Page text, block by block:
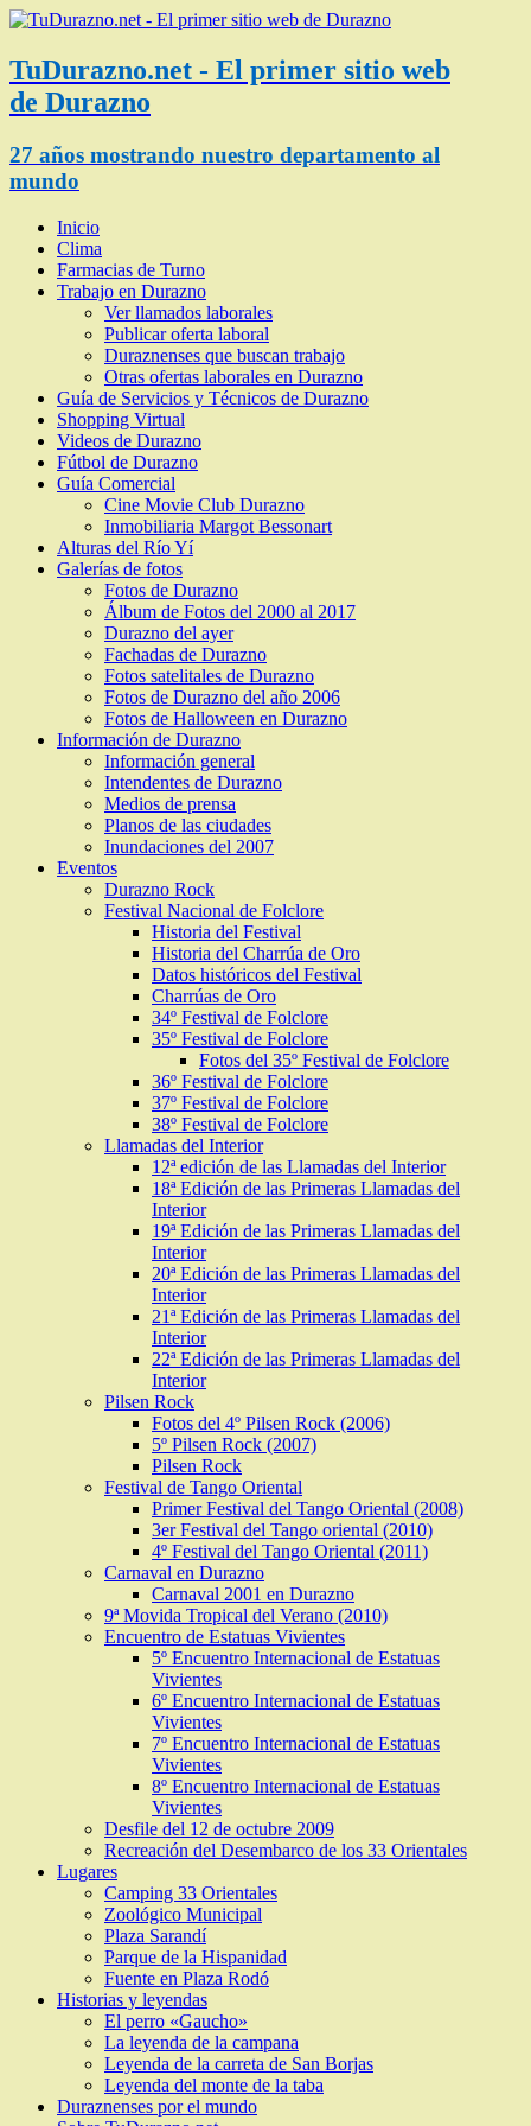
TuDurazno.net - El primer sitio web
de Durazno
27 años mostrando nuestro departamento al
mundo
Inicio
Clima
Farmacias de Turno
Trabajo en Durazno
Ver llamados laborales
Publicar oferta laboral
Duraznenses que buscan trabajo
Otras ofertas laborales en Durazno
Guía de Servicios y Técnicos de Durazno
Shopping Virtual
Videos de Durazno
Fútbol de Durazno
Guía Comercial
Cine Movie Club Durazno
Inmobiliaria Margot Bessonart
Alturas del Río Yí
Galerías de fotos
Fotos de Durazno
Álbum de Fotos del 2000 al 2017
Durazno del ayer
Fachadas de Durazno
Fotos satelitales de Durazno
Fotos de Durazno del año 2006
Fotos de Halloween en Durazno
Información de Durazno
Información general
Intendentes de Durazno
Medios de prensa
Planos de las ciudades
Inundaciones del 2007
Eventos
Durazno Rock
Festival Nacional de Folclore
Historia del Festival
Historia del Charrúa de Oro
Datos históricos del Festival
Charrúas de Oro
34º Festival de Folclore
35º Festival de Folclore
Fotos del 35º Festival de Folclore
36º Festival de Folclore
37º Festival de Folclore
38º Festival de Folclore
Llamadas del Interior
12ª edición de las Llamadas del Interior
18ª Edición de las Primeras Llamadas del
Interior
19ª Edición de las Primeras Llamadas del
Interior
20ª Edición de las Primeras Llamadas del
Interior
21ª Edición de las Primeras Llamadas del
Interior
22ª Edición de las Primeras Llamadas del
Interior
Pilsen Rock
Fotos del 4º Pilsen Rock (2006)
5º Pilsen Rock (2007)
Pilsen Rock
Festival de Tango Oriental
Primer Festival del Tango Oriental (2008)
3er Festival del Tango oriental (2010)
4º Festival del Tango Oriental (2011)
Carnaval en Durazno
Carnaval 2001 en Durazno
9ª Movida Tropical del Verano (2010)
Encuentro de Estatuas Vivientes
5º Encuentro Internacional de Estatuas
Vivientes
6º Encuentro Internacional de Estatuas
Vivientes
7º Encuentro Internacional de Estatuas
Vivientes
8º Encuentro Internacional de Estatuas
Vivientes
Desfile del 12 de octubre 2009
Recreación del Desembarco de los 33 Orientales
Lugares
Camping 33 Orientales
Zoológico Municipal
Plaza Sarandí
Parque de la Hispanidad
Fuente en Plaza Rodó
Historias y leyendas
El perro «Gaucho»
La leyenda de la campana
Leyenda de la carreta de San Borjas
Leyenda del monte de la taba
Duraznenses por el mundo